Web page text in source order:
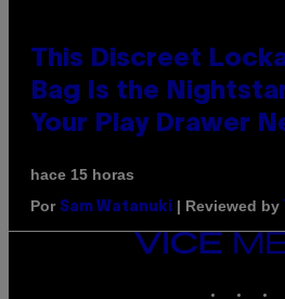
This Discreet
Bag Is the
Your Play Drawer
hace 15 horas
Por Sam Watanuki | Reviewed by
VICE
MEDIA